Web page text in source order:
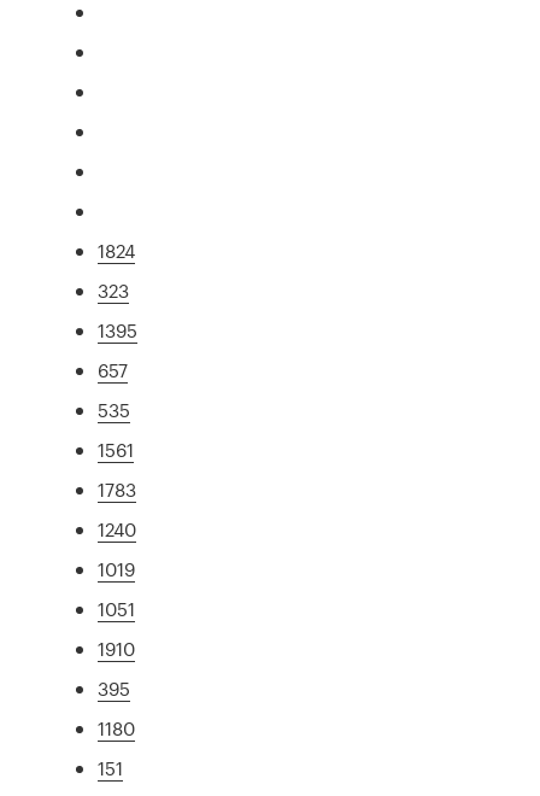
1824
323
1395
657
535
1561
1783
1240
1019
1051
1910
395
1180
151